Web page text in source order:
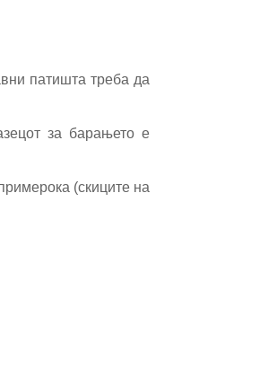
патишта треба да
за барањето е
(скиците на